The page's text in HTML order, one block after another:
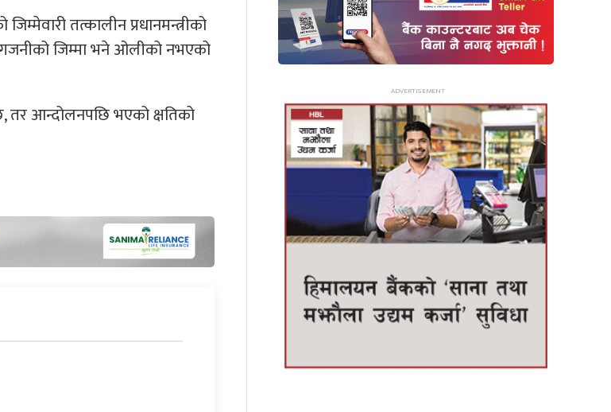
तत्कालीन प्रधानमन्त्रीको
जिम्मा भने ओलीको नभएको
तर आन्दोलनपछि भएको क्षतिको